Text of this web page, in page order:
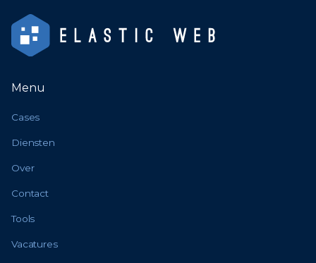
Menu
Cases
Diensten
Over
Contact
Tools
Vacatures